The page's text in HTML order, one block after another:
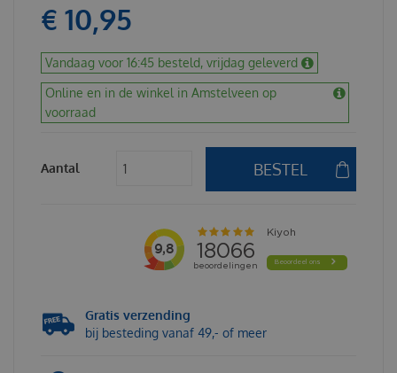
€ 10,95
Vandaag voor 16:45 besteld, vrijdag geleverd
Online en in de winkel in Amstelveen op
voorraad
Aantal
Gratis verzending
bij besteding vanaf 49,- of meer